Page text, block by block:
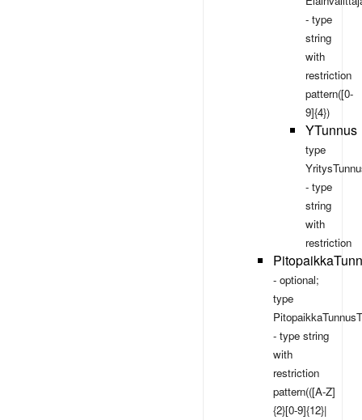
- type
string
with
restriction
pattern([0-
9]{4})
YTunnus
type
- type
string
with
restriction
- optional;
type
- type string
with
restriction
pattern(([A-Z]
{2}[0-9]{12}|